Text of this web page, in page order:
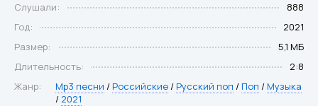
Слушали:
888
Год:
2021
Размер:
5,1 МБ
Длительность:
2:8
Жанр:
Mp3 песни / Российские / Русский поп / Поп / Музыка
/ 2021